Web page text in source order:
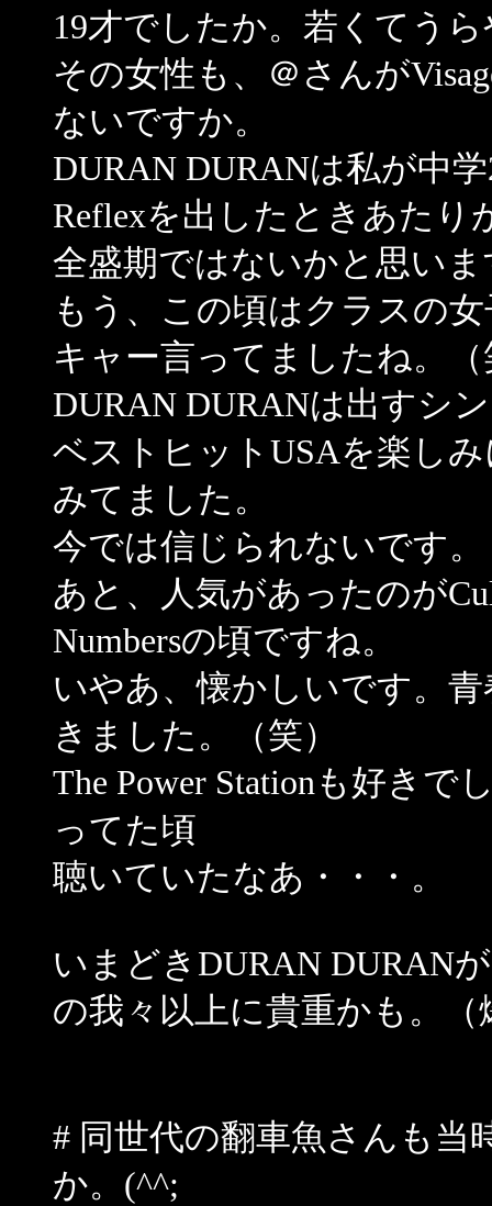
19才でしたか。若くてう
その女性も、＠さんが
ないですか。
DURAN DURANは私が中
Reflexを出したときあたり
全盛期ではないかと思い
もう、この頃はクラスの
キャー言ってましたね。（
DURAN DURANは出すシ
ベストヒットUSAを楽し
みてました。
今では信じられないです。
あと、人気があったのが
Numbersの頃ですね。
いやあ、懐かしいです。
きました。（笑）
The Power Stationも好きで
ってた頃
聴いていたなあ・・・。
いまどきDURAN DURAN
の我々以上に貴重かも。（
# 同世代の翻車魚さんも
か。(^^;